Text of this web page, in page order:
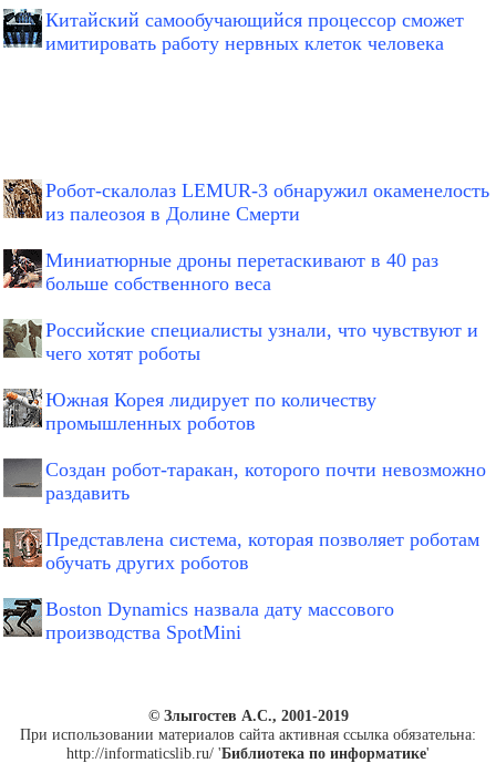
Китайский самообучающийся процессор сможет
имитировать работу нервных клеток человека
Робот-скалолаз LEMUR-3 обнаружил окаменелость
из палеозоя в Долине Смерти
Миниатюрные дроны перетаскивают в 40 раз
больше собственного веса
Российские специалисты узнали, что чувствуют и
чего хотят роботы
Южная Корея лидирует по количеству
промышленных роботов
Создан робот-таракан, которого почти невозможно
раздавить
Представлена система, которая позволяет роботам
обучать других роботов
Boston Dynamics назвала дату массового
производства SpotMini
© Злыгостев А.С., 2001-2019
При использовании материалов сайта активная ссылка обязательна:
http://informaticslib.ru/ 'Библиотека по информатике'